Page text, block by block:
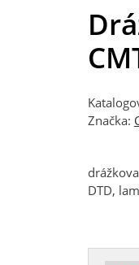
Značka:
DTD,